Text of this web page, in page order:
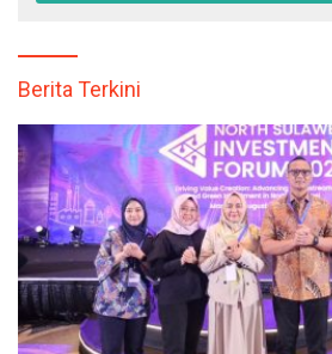
Berita Terkini